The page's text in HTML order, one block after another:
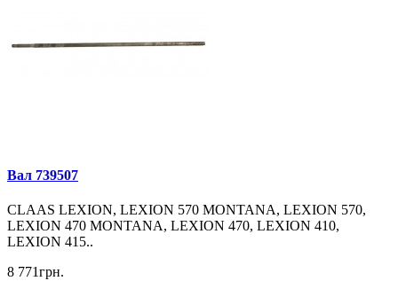
Вал 739507
CLAAS LEXION, LEXION 570 MONTANA, LEXION 570,
LEXION 470 MONTANA, LEXION 470, LEXION 410,
LEXION 415..
8 771грн.